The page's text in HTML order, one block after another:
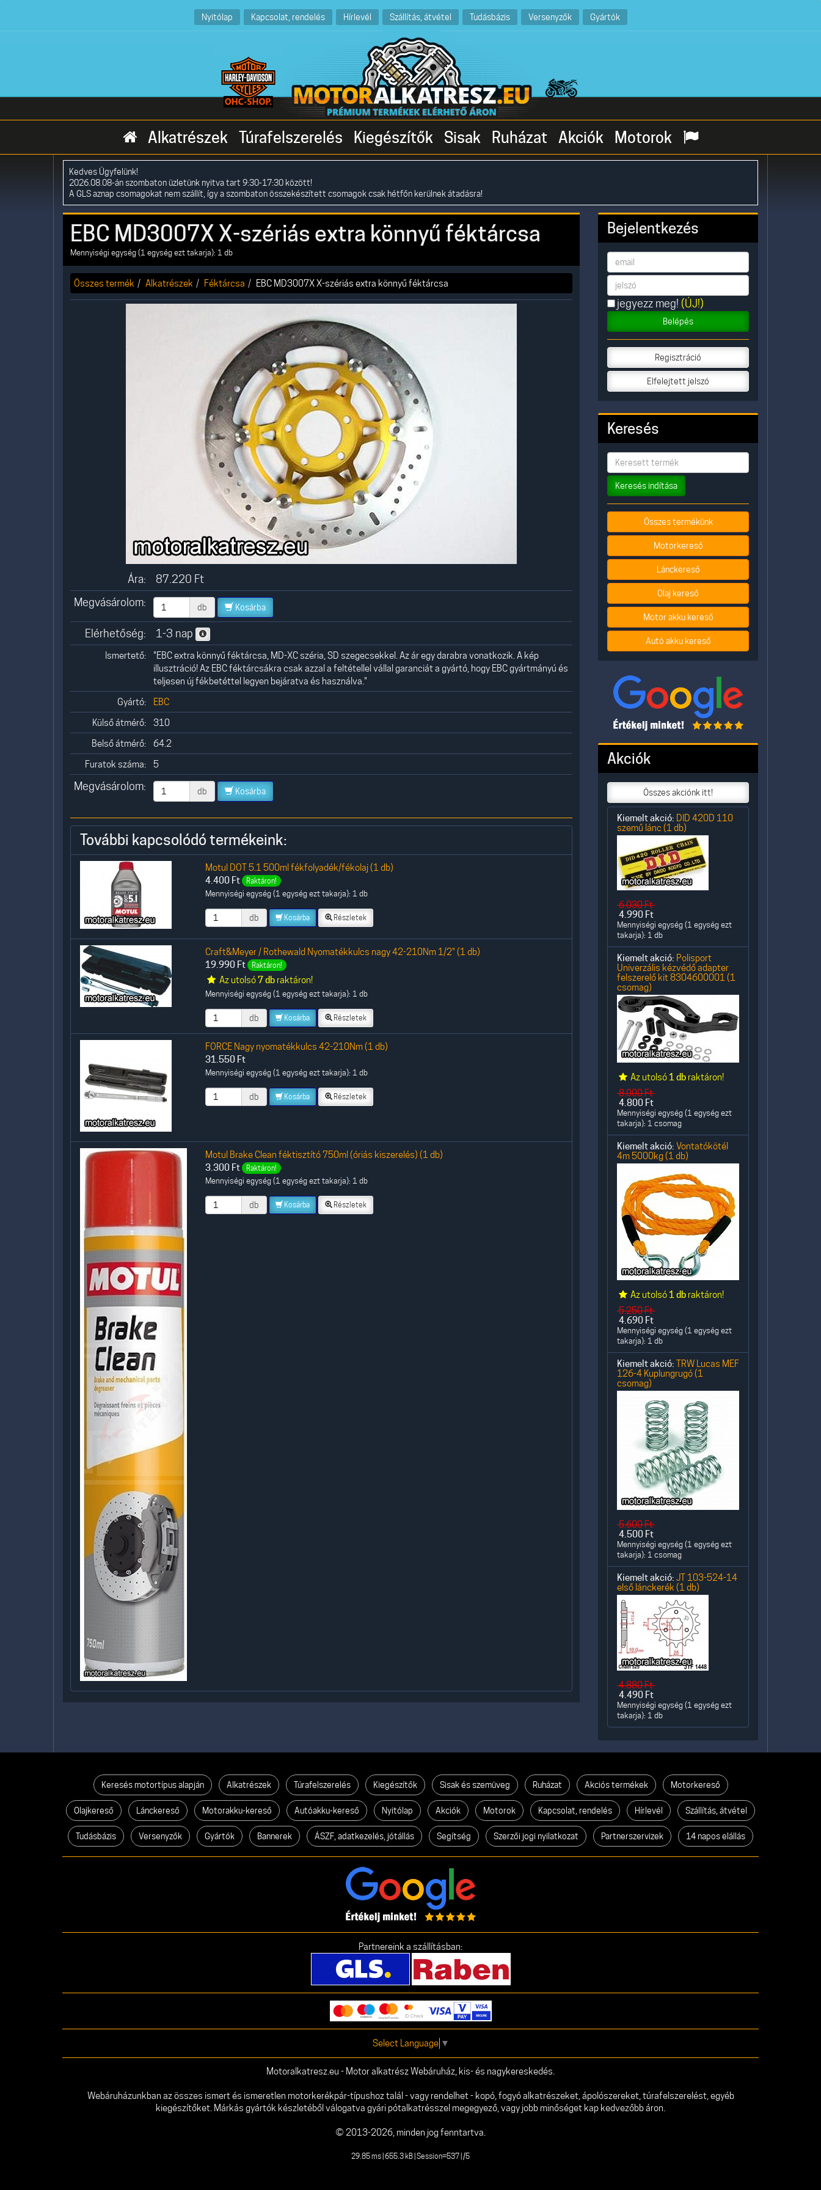
Nyitólap Kapcsolat, rendelés Hírlevél Szállítás, átvétel Tudásbázis Versenyzők Gyártók
Alkatrészek Túrafelszerelés Kiegészítők Sisak Ruházat Akciók Motorok
Kedves Ügyfelünk!
2026.08.08-án szombaton üzletünk nyitva tart 9:30-17:30 között!
A GLS aznap csomagokat nem szállít, így a szombaton összekészített csomagok csak hétfőn kerülnek átadásra!
EBC MD3007X X-szériás extra könnyű féktárcsa
Mennyiségi egység (1 egység ezt takarja): 1 db
Összes termék Alkatrészek Féktárcsa EBC MD3007X X-szériás extra könnyű féktárcsa
Ára: 87.220 Ft
Megvásárolom:
db Kosárba
Elérhetőség: 1-3 nap
Ismertető:
"EBC extra könnyű féktárcsa, MD-XC széria, SD szegecsekkel. Az ár egy darabra vonatkozik. A kép
illusztráció! Az EBC féktárcsákra csak azzal a feltétellel vállal garanciát a gyártó, hogy EBC gyártmányú és
teljesen új fékbetéttel legyen bejáratva és használva."
Gyártó:
EBC
Külső átmérő:
310
Belső átmérő:
64.2
Furatok száma:
5
Megvásárolom: db Kosárba
További kapcsolódó termékeink:
Motul DOT 5.1 500ml fékfolyadék/fékolaj (1 db)
4.400 Ft Raktáron!
Mennyiségi egység (1 egység ezt takarja): 1 db
db Kosárba Részletek
Craft&Meyer / Rothewald Nyomatékkulcs nagy 42-210Nm 1/2" (1 db)
19.990 Ft Raktáron!
Az utolsó7 dbraktáron!
Mennyiségi egység (1 egység ezt takarja): 1 db
db Kosárba Részletek
FORCE Nagy nyomatékkulcs 42-210Nm (1 db)
31.550 Ft
Mennyiségi egység (1 egység ezt takarja): 1 db
db Kosárba Részletek
Motul Brake Clean féktisztító 750ml (óriás kiszerelés) (1 db)
3.300 Ft Raktáron!
Mennyiségi egység (1 egység ezt takarja): 1 db
db Kosárba Részletek
Bejelentkezés
jegyezz meg! (ÚJ!)
Belépés
Regisztráció
Elfelejtett jelszó
Keresés
Keresés indítása
Összes termékünk
Motorkereső
Lánckereső
Olaj kereső
Motor akku kereső
Autó akku kereső
Akciók
Összes akciónk itt!
Kiemelt akció: DID 420D 110
szemű lánc (1 db)
6.030Ft
4.990 Ft
Mennyiségi egység (1 egység ezt
takarja): 1 db
Kiemelt akció: Polisport
Univerzális kézvédő adapter
felszerelő kit 8304600001 (1
csomag)
Az utolsó 1 db raktáron!
8.000Ft
4.800 Ft
Mennyiségi egység (1 egység ezt
takarja): 1 csomag
Kiemelt akció: Vontatókötél
4m 5000kg (1 db)
Az utolsó 1 db raktáron!
5.250Ft
4.690 Ft
Mennyiségi egység (1 egység ezt
takarja): 1 db
Kiemelt akció: TRW Lucas MEF
126-4 Kuplungrugó (1
csomag)
5.600Ft
4.500 Ft
Mennyiségi egység (1 egység ezt
takarja): 1 csomag
Kiemelt akció: JT 103-524-14
első lánckerék (1 db)
4.880Ft
4.490 Ft
Mennyiségi egység (1 egység ezt
takarja): 1 db
Keresés motortípus alapján Alkatrészek Túrafelszerelés Kiegészítők Sisak és szemüveg Ruházat Akciós termékek Motorkereső
Olajkereső Lánckereső Motorakku-kereső Autóakku-kereső Nyitólap Akciók Motorok Kapcsolat, rendelés Hírlevél Szállítás, átvétel
Tudásbázis Versenyzők Gyártók Bannerek ÁSZF, adatkezelés, jótállás Segítség Szerzői jogi nyilatkozat Partnerszervizek 14 napos elállás
Partnereink a szállításban:
Select Language ▼
Motoralkatresz.eu - Motor alkatrész Webáruház, kis- és nagykereskedés.
Webáruházunkban az összes ismert és ismeretlen motorkerékpár-típushoz talál - vagy rendelhet - kopó, fogyó alkatrészeket, ápolószereket, túrafelszerelést, egyéb
kiegészítőket. Márkás gyártók készletéből válogatva gyári pótalkatrésszel megegyező, vagy jobb minőséget kap kedvezőbb áron.
© 2013-2026, minden jog fenntartva.
29.85 ms | 655.3 kB | Session=537 | /5